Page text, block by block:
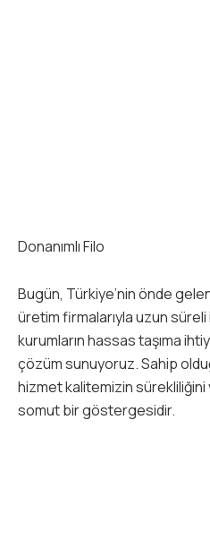
Donanımlı Filo
Bugün, Türkiye’nin önde
üretim firmalarıyla uzun
kurumların hassas taşıma
çözüm sunuyoruz. Sahip
hizmet kalitemizin
somut bir göstergesidir.